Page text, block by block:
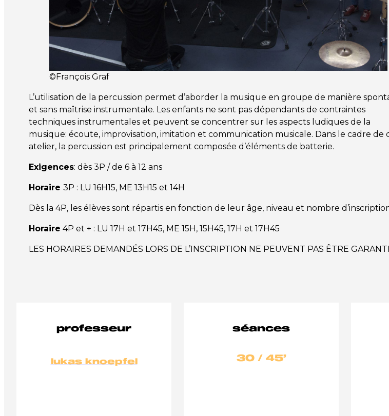
©François Graf
L’utilisation de la percussion permet d’aborder la musique en groupe de manière
et sans maîtrise instrumentale. Les enfants ne sont pas dépendants de contraintes
techniques instrumentales et peuvent se concentrer sur les aspects ludiques de la
musique: écoute, improvisation, imitation et communication musicale. Dans le cadre de
atelier, la percussion est principalement composée d’éléments de batterie.
Exigences: dès 3P / de 6 à 12 ans
Horaire 3P : LU 16H15, ME 13H15 et 14H
Dès la 4P, les élèves sont répartis en fonction de leur âge, niveau et nombre
Horaire 4P et + : LU 17H et 17H45, ME 15H, 15H45, 17H et 17H45
LES HORAIRES DEMANDÉS LORS DE L’INSCRIPTION NE PEUVENT PAS ÊTRE
professeur
lukas knoepfel
séances
30 / 45’